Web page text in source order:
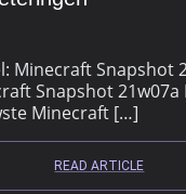
Minecraft Snapshot
Snapshot 21w07a
Minecraft […]
READ ARTICLE